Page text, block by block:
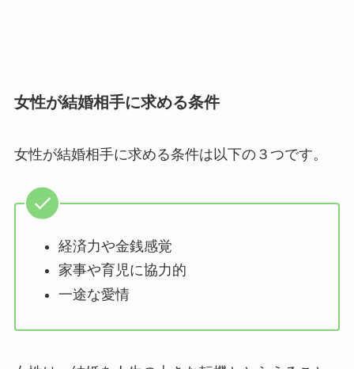
女性が結婚相手に求める条件
女性が結婚相手に求める条件は以下の３つです。
経済力や金銭感覚
家事や育児に協力的
一途な愛情